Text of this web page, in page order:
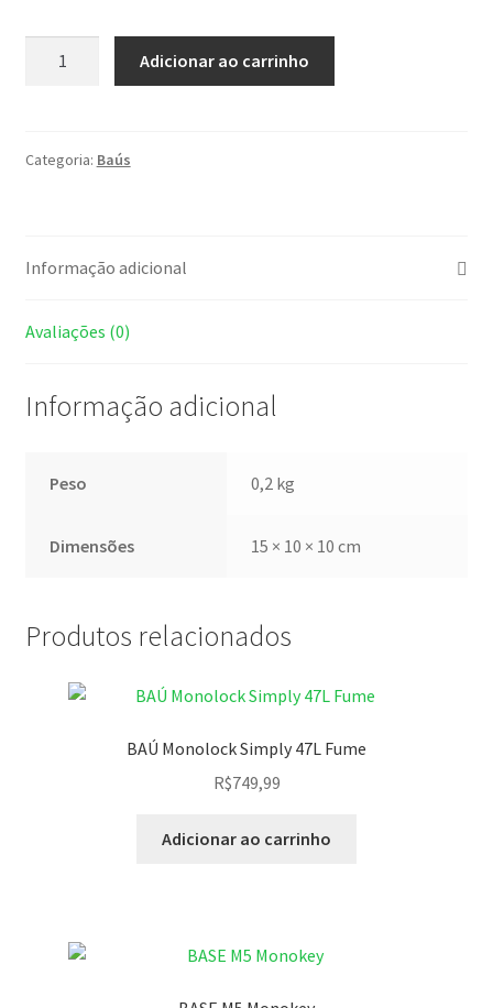
Adicionar ao carrinho
Categoria: Baús
Informação adicional
Avaliações (0)
Informação adicional
Peso 0,2 kg
Dimensões 15 × 10 × 10 cm
Produtos relacionados
BAÚ Monolock Simply 47L Fume
R$749,99
Adicionar ao carrinho